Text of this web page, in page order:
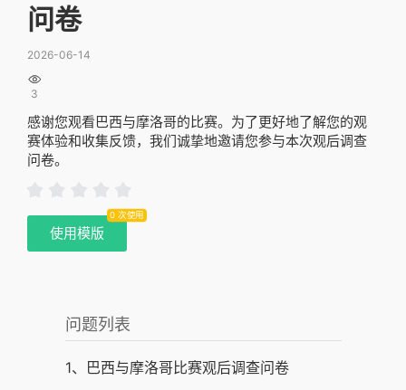
问卷
2026-06-14

3
感谢您观看巴西与摩洛哥的比赛。为了更好地了解您的观
赛体验和收集反馈，我们诚挚地邀请您参与本次观后调查
问卷。
使用模版
0 次使用
问题列表
1、巴西与摩洛哥比赛观后调查问卷